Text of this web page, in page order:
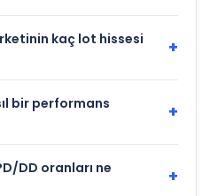
kaç lot hissesi
+
bir performans
+
DD oranları ne
+